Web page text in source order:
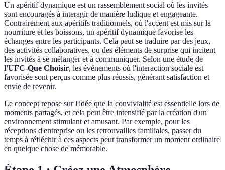
Un apéritif dynamique est un rassemblement social où les invités
sont encouragés à interagir de manière ludique et engageante.
Contrairement aux apéritifs traditionnels, où l'accent est mis sur la
nourriture et les boissons, un apéritif dynamique favorise les
échanges entre les participants. Cela peut se traduire par des jeux,
des activités collaboratives, ou des éléments de surprise qui incitent
les invités à se mélanger et à communiquer. Selon une étude de
l'UFC-Que Choisir, les événements où l'interaction sociale est
favorisée sont perçus comme plus réussis, générant satisfaction et
envie de revenir.
Le concept repose sur l'idée que la convivialité est essentielle lors de
moments partagés, et cela peut être intensifié par la création d'un
environnement stimulant et amusant. Par exemple, pour les
réceptions d'entreprise ou les retrouvailles familiales, passer du
temps à réfléchir à ces aspects peut transformer un moment ordinaire
en quelque chose de mémorable.